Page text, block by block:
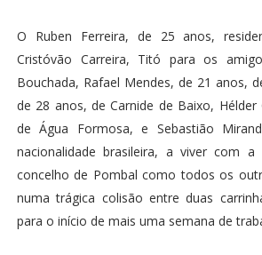
O Ruben Ferreira, de 25 anos,
Cristóvão Carreira, Titó para os
Bouchada, Rafael Mendes, de 21 anos,
de 28 anos, de Carnide de Baixo,
de Água Formosa, e Sebastião
nacionalidade brasileira, a viver com
concelho de Pombal como todos os
numa trágica colisão entre duas
para o início de mais uma semana de